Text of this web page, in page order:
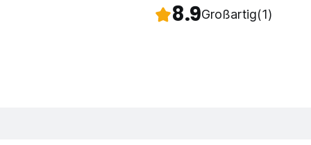
8.9Großartig(1)